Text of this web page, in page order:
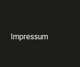
Impressum